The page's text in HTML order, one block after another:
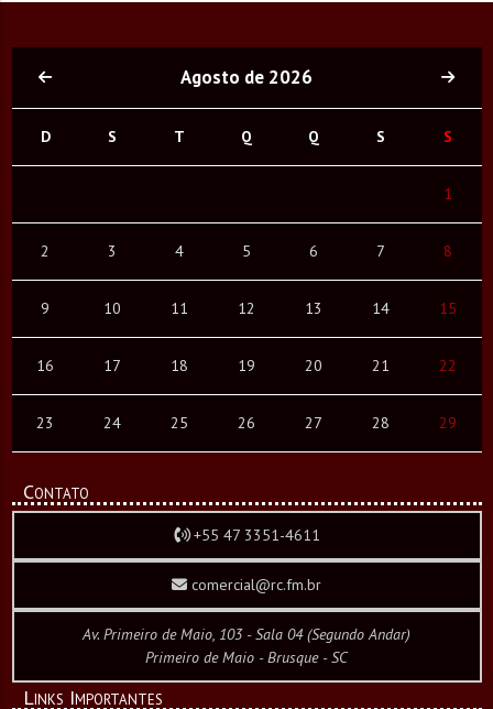
Agosto de 2026
D S T Q Q S S
1
2 3 4 5 6 7 8
9 10 11 12 13 14 15
16 17 18 19 20 21 22
23 24 25 26 27 28 29
Contato
+55 47 3351-4611
comercial@rc.fm.br
Av. Primeiro de Maio, 103 - Sala 04 (Segundo Andar)
Primeiro de Maio - Brusque - SC
Links Importantes